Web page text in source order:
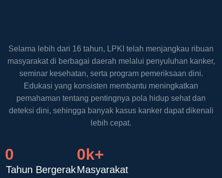
Selama lebih dari 16 tahun, LPKI telah menjangkau ribuan
masyarakat di berbagai daerah melalui penyuluhan kanker,
seminar kesehatan, serta program pemeriksaan dini.
Edukasi yang konsisten membantu meningkatkan
pemahaman tentang pentingnya pola hidup sehat dan
deteksi dini, sehingga banyak kasus kanker dapat dikenali
lebih cepat.
Tahun Bergerak
0
Masyarakat
0k+